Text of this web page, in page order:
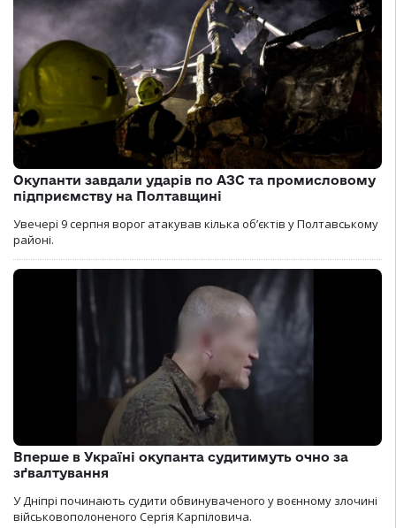
Окупанти завдали ударів по АЗС та промисловому
підприємству на Полтавщині
Увечері 9 серпня ворог атакував кілька обʼєктів у Полтавському
районі.
Вперше в Україні окупанта судитимуть очно за
зґвалтування
У Дніпрі починають судити обвинуваченого у воєнному злочині
військовополоненого Сергія Карпіловича.